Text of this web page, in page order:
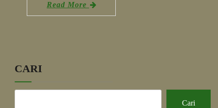
Read More
CARI
Cari